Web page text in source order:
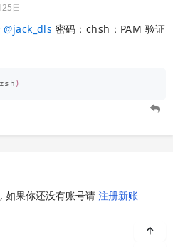
日
@jack_dls 密码：chsh：PAM 验证
)
如果你还没有账号请 注册新账